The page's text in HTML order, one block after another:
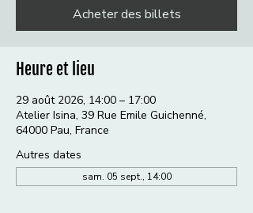
Acheter des billets
Heure et lieu
29 août 2026, 14:00 – 17:00
Atelier Isina, 39 Rue Emile Guichenné,
64000 Pau, France
Autres dates
sam. 05 sept., 14:00